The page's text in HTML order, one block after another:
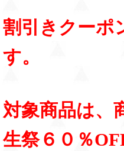
割引きクーポ
す。
対象商品は、
生祭６０％